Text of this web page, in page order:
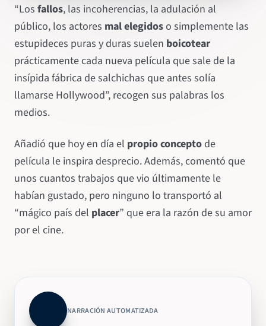
“Los fallos, las incoherencias, la adulación al
público, los actores mal elegidoso simplemente las
estupideces puras y duras suelen boicotear
prácticamente cada nueva película que sale de la
insípida fábrica de salchichas que antes solía
llamarse Hollywood”, recogen sus palabras los
medios.
Añadió que hoy en día el propio conceptode
película le inspira desprecio. Además, comentó que
unos cuantos trabajos que vio últimamente le
habían gustado, pero ninguno lo transportó al
“mágico país del placer” que era la razón de su amor
por el cine.
NARRACIÓN AUTOMATIZADA